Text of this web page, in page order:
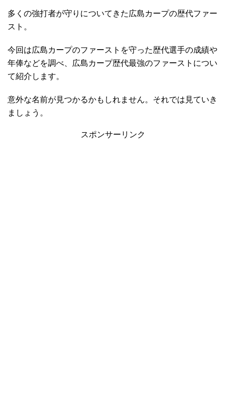
多くの強打者が守りについてきた広島カープの歴代ファー
スト。
今回は広島カープのファーストを守った歴代選手の成績や
年俸などを調べ、広島カープ歴代最強のファーストについ
て紹介します。
意外な名前が見つかるかもしれません。それでは見ていき
ましょう。
スポンサーリンク